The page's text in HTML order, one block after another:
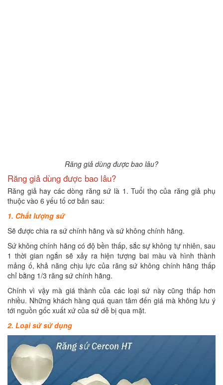
Răng giả dùng được bao lâu?
Răng giả dùng được bao lâu?
Răng giả hay các dòng răng sứ là 1. Tuổi thọ của răng giả phụ
thuộc vào 6 yếu tố cơ bản sau:
1. Chất lượng sứ
Sẽ được chia ra sứ chính hãng và sứ không chính hãng.
Sứ không chính hãng có độ bền thấp, sắc sự không tự nhiên, sau
1 thời gian ngắn sẽ xảy ra hiện tượng bai màu và hình thành
mảng ố, khả năng chịu lực của răng sứ không chính hãng thấp
chỉ bằng 1/3 răng sứ chính hãng.
Chính vì vậy mà giá thành của các loại sứ này cũng thấp hơn
nhiều. Những khách hàng quá quan tâm đến giá mà không lưu ý
tới nguồn gốc xuất xứ của sứ dễ bị qua mặt.
2. Loại sứ sử dụng